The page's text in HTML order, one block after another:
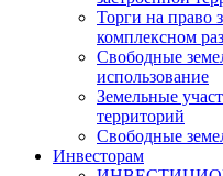
Торги на право
комплексном
Свободные
использование
Земельные
территорий
Свободные
Инвесторам